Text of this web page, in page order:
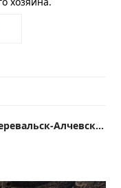
Информационный Центр Перевальск-Алчевск|ЛНР|LPR|